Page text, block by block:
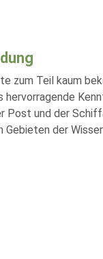
zum Teil kaum
Post und der
Gebieten der